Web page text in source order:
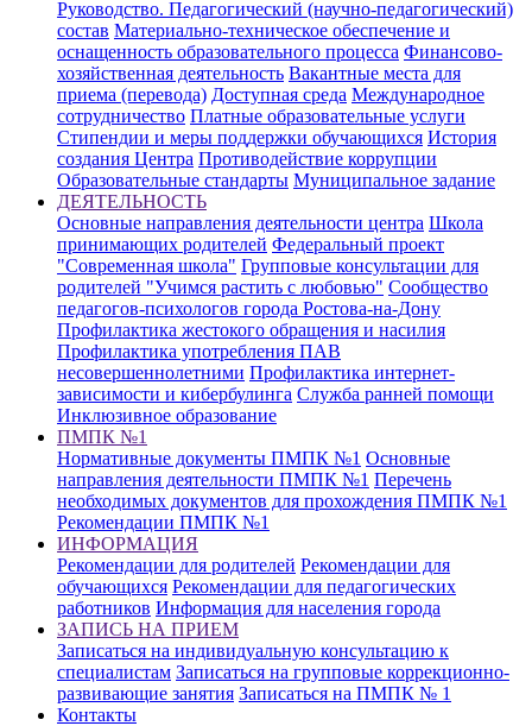
Руководство. Педагогический (научно-педагогический)
состав Материально-техническое обеспечение и
оснащенность образовательного процесса Финансово-
хозяйственная деятельность Вакантные места для
приема (перевода) Доступная среда Международное
сотрудничество Платные образовательные услуги
Стипендии и меры поддержки обучающихся История
создания Центра Противодействие коррупции
Образовательные стандарты Муниципальное задание
ДЕЯТЕЛЬНОСТЬ
Основные направления деятельности центра Школа
принимающих родителей Федеральный проект
"Современная школа" Групповые консультации для
родителей "Учимся растить с любовью" Сообщество
педагогов-психологов города Ростова-на-Дону
Профилактика жестокого обращения и насилия
Профилактика употребления ПАВ
несовершеннолетними Профилактика интернет-
зависимости и кибербулинга Служба ранней помощи
Инклюзивное образование
ПМПК №1
Нормативные документы ПМПК №1 Основные
направления деятельности ПМПК №1 Перечень
необходимых документов для прохождения ПМПК №1
Рекомендации ПМПК №1
ИНФОРМАЦИЯ
Рекомендации для родителей Рекомендации для
обучающихся Рекомендации для педагогических
работников Информация для населения города
ЗАПИСЬ НА ПРИЕМ
Записаться на индивидуальную консультацию к
специалистам Записаться на групповые коррекционно-
развивающие занятия Записаться на ПМПК № 1
Контакты